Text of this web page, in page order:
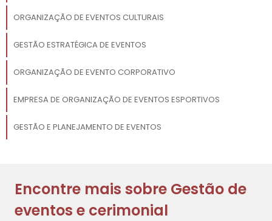
ORGANIZAÇÃO DE EVENTOS CULTURAIS
GESTÃO ESTRATÉGICA DE EVENTOS
ORGANIZAÇÃO DE EVENTO CORPORATIVO
EMPRESA DE ORGANIZAÇÃO DE EVENTOS ESPORTIVOS
GESTÃO E PLANEJAMENTO DE EVENTOS
Encontre mais sobre Gestão de
eventos e cerimonial